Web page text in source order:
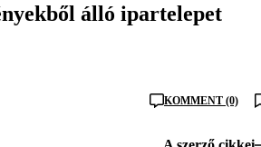
álló ipartelepet
KOMMENT (0)